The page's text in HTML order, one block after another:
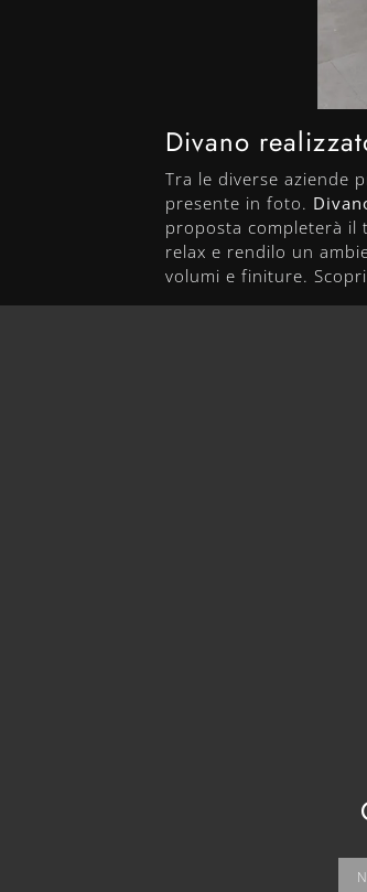
Divano
Tra le diverse aziende
presente in foto.
proposta completerà il
relax e rendilo un
volumi e finiture.